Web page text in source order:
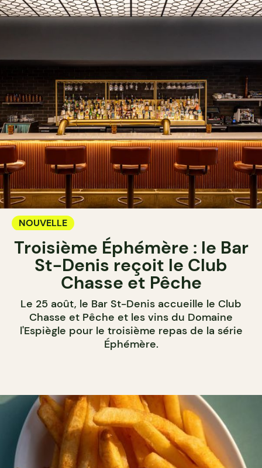
NOUVELLE
Troisième Éphémère : le Bar
St-Denis reçoit le Club
Chasse et Pêche
Le 25 août, le Bar St-Denis accueille le Club
Chasse et Pêche et les vins du Domaine
l'Espiègle pour le troisième repas de la série
Éphémère.